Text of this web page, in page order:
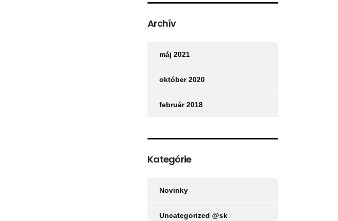
Archív
máj 2021
október 2020
február 2018
Kategórie
Novinky
Uncategorized @sk